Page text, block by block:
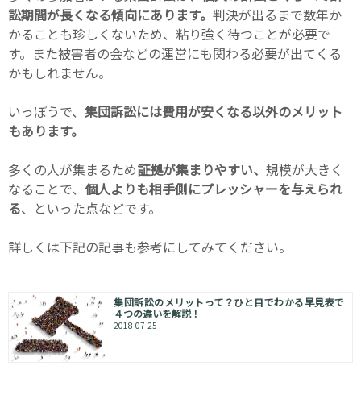
訟期間が長くなる傾向にあります。 判決が出るまで数年か
かることも珍しくないため、粘り強く待つことが必要で
す。また被害者の会などの運営にも関わる必要が出てくる
かもしれません。
いっぽうで、 集団訴訟には費用が安くなる以外のメリット
もあります。
多くの人が集まるため証拠が集まりやすい、 規模が大きく
なることで、 個人よりも相手側にプレッシャーを与えられ
る、といった点などです。
詳しくは下記の記事も参考にしてみてください。
集団訴訟のメリットって？ひと目でわかる早見表で
４つの違いを解説！
2018-07-25